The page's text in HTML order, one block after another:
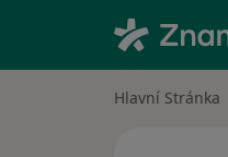
Hlavní Stránka